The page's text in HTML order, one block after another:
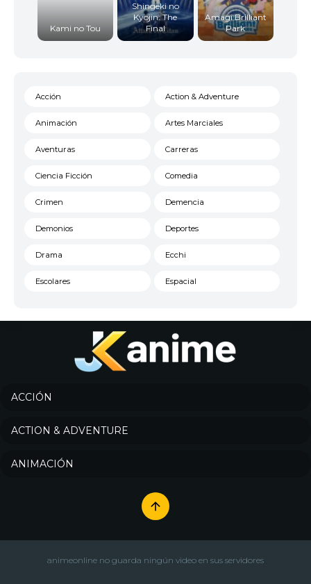
Kami no Tou
Shingeki no
Kyojin: The
Final
Amagi Brilliant
Park
Acción Action & Adventure
Animación Artes Marciales
Aventuras Carreras
Ciencia Ficción Comedia
Crimen Demencia
Demonios Deportes
Drama Ecchi
Escolares Espacial
Historico
Josei
Música
Romance
ACCIÓN
ACTION & ADVENTURE
ANIMACIÓN
animeonline no guarda ningún video en sus servidores